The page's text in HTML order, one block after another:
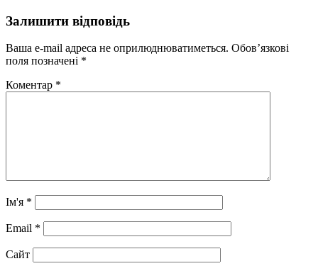
Залишити відповідь
Ваша e-mail адреса не оприлюднюватиметься. Обов’язкові
поля позначені *
Коментар *
Ім'я *
Email *
Сайт